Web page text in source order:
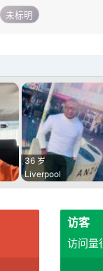
未标明
36 岁
Liverpool
访客
访问量